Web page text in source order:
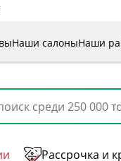
Наши салоныНаши
Рассрочка и